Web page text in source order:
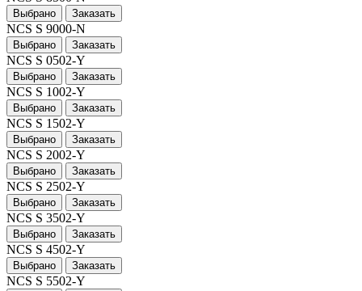
Выбрано Заказать
NCS S 9000-N
Выбрано Заказать
NCS S 0502-Y
Выбрано Заказать
NCS S 1002-Y
Выбрано Заказать
NCS S 1502-Y
Выбрано Заказать
NCS S 2002-Y
Выбрано Заказать
NCS S 2502-Y
Выбрано Заказать
NCS S 3502-Y
Выбрано Заказать
NCS S 4502-Y
Выбрано Заказать
NCS S 5502-Y